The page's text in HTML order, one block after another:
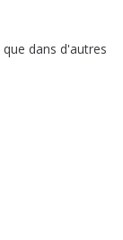
que dans d'autres